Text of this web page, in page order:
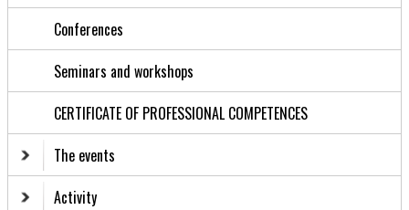
Conferences
Seminars and workshops
CERTIFICATE OF PROFESSIONAL COMPETENCES
The events
Activity